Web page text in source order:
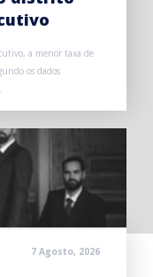
a menor taxa de
os dados
7 Agosto, 2026